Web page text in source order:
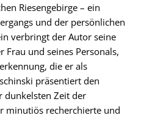
Riesengebirge – ein
und der persönlichen
verbringt der Autor seine
Frau und seines Personals,
die er als
präsentiert den
dunkelsten Zeit der
minutiös recherchierte und